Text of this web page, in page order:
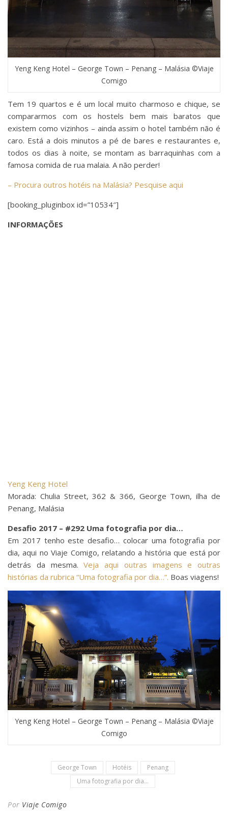
Yeng Keng Hotel – George Town – Penang – Malásia ©Viaje
Comigo
Tem 19 quartos e é um local muito charmoso e chique, se
compararmos com os hostels bem mais baratos que
existem como vizinhos – ainda assim o hotel também não é
caro. Está a dois minutos a pé de bares e restaurantes e,
todos os dias à noite, se montam as barraquinhas com a
famosa comida de rua malaia. A não perder!
– Procura outros hotéis na Malásia? Pesquise aqui
[booking_pluginbox id=”10534″]
INFORMAÇÕES
Yeng Keng Hotel
Morada: Chulia Street, 362 & 366, George Town, ilha de
Penang, Malásia
Desafio 2017 – #292 Uma fotografia por dia…
Em 2017 tenho este desafio… colocar uma fotografia por
dia, aqui no Viaje Comigo, relatando a história que está por
detrás da mesma.Veja aqui outras imagens e outras
histórias da rubrica “Uma fotografia por dia…”. Boas viagens!
Yeng Keng Hotel – George Town – Penang – Malásia ©Viaje
Comigo
George Town Hotéis
Penang
Uma fotografia por dia...
Por Viaje Comigo